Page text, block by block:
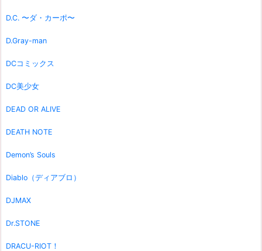
D.C. 〜ダ・カーポ〜
D.Gray-man
DCコミックス
DC美少女
DEAD OR ALIVE
DEATH NOTE
Demon’s Souls
Diablo（ディアブロ）
DJMAX
Dr.STONE
DRACU-RIOT！